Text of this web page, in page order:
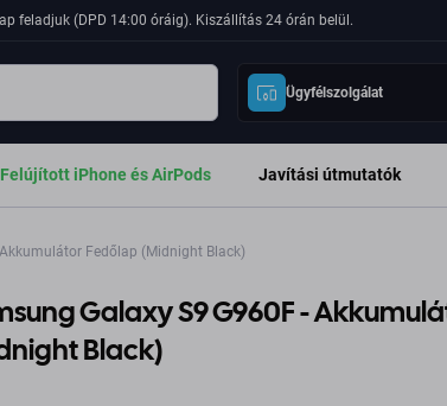
feladjuk (DPD 14:00 óráig). Kiszállítás 24 órán belül.
Ügyfélszolgálat
Felújított iPhone és AirPods Javítási útmutatók
Fedőlap (Midnight Black)
Galaxy S9 G960F -
Black)